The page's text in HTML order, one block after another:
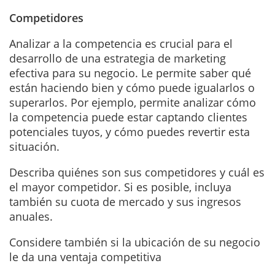
Competidores
Analizar a la competencia es crucial para el
desarrollo de una estrategia de marketing
efectiva para su negocio. Le permite saber qué
están haciendo bien y cómo puede igualarlos o
superarlos. Por ejemplo, permite analizar cómo
la competencia puede estar captando clientes
potenciales tuyos, y cómo puedes revertir esta
situación.
Describa quiénes son sus competidores y cuál es
el mayor competidor. Si es posible, incluya
también su cuota de mercado y sus ingresos
anuales.
Considere también si la ubicación de su negocio
le da una ventaja competitiva